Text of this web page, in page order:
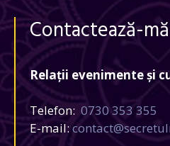
Contactează-mă
Relații evenimente și
Telefon: 0730 353 355
E-mail: